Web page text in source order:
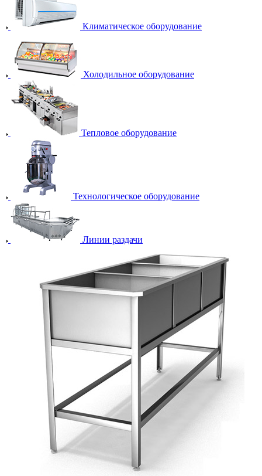
Климатическое оборудование
Холодильное оборудование
Тепловое оборудование
Технологическое оборудование
Линии раздачи